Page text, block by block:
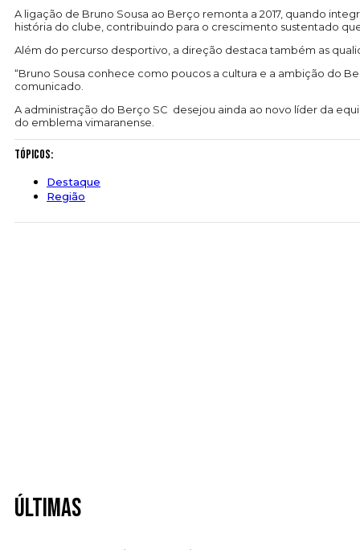
A ligação de Bruno Sousa ao Berço remonta a 2017, quando
história do clube, contribuindo para o crescimento sustentado
Além do percurso desportivo, a direção destaca também as
“Bruno Sousa conhece como poucos a cultura e a ambição do
comunicado.
A administração do Berço SC desejou ainda ao novo líder da
do emblema vimaranense.
Tópicos:
Destaque
Região
Últimas